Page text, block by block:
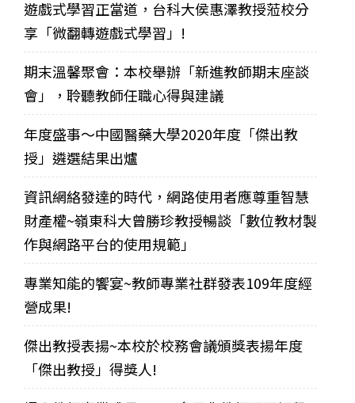
遊戲式學習正當道，台科大侯惠澤教授蒞校分
享「微翻轉遊戲式學習」!
期末溫馨聚會：本校舉辦「新進教師期末座談
會」，聆聽教師任職心得與建議
年度盛事～中國醫藥大學2020年度「傑出教
授」遴選結果出爐
資訊網絡發達的時代，網路使用者應尊重智慧
財產權~嶺東科大曾勝珍教授暢談「數位教材製
作與網路平台的使用規範」
專業知能的饗宴~教師專業社群發表109年度經
營成果!
傑出教授表揚~本校於校務會議頒獎表揚年度
「傑出教授」得獎人!